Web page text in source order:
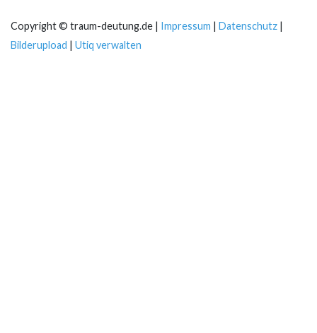
Copyright © traum-deutung.de | Impressum | Datenschutz |
Bilderupload | Utiq verwalten